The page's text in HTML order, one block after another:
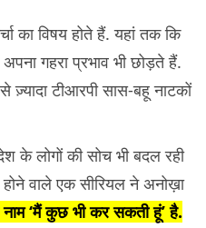
का विषय होते हैं. यहां तक कि
गहरा प्रभाव भी छोड़ते हैं.
ज़्यादा टीआरपी सास-बहू नाटकों
लोगों की सोच भी बदल रही
होने वाले एक सीरियल ने अनोख़ा
‘मैं कुछ भी कर सकती हूं’ है.